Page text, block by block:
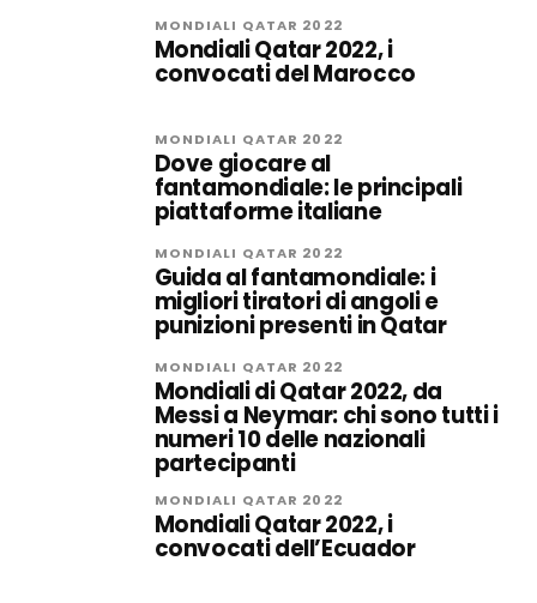
MONDIALI QATAR 2022
Mondiali Qatar 2022, i
convocati del Marocco
MONDIALI QATAR 2022
Dove giocare al
fantamondiale: le principali
piattaforme italiane
MONDIALI QATAR 2022
Guida al fantamondiale: i
migliori tiratori di angoli e
punizioni presenti in Qatar
MONDIALI QATAR 2022
Mondiali di Qatar 2022, da
Messi a Neymar: chi sono tutti i
numeri 10 delle nazionali
partecipanti
MONDIALI QATAR 2022
Mondiali Qatar 2022, i
convocati dell’Ecuador